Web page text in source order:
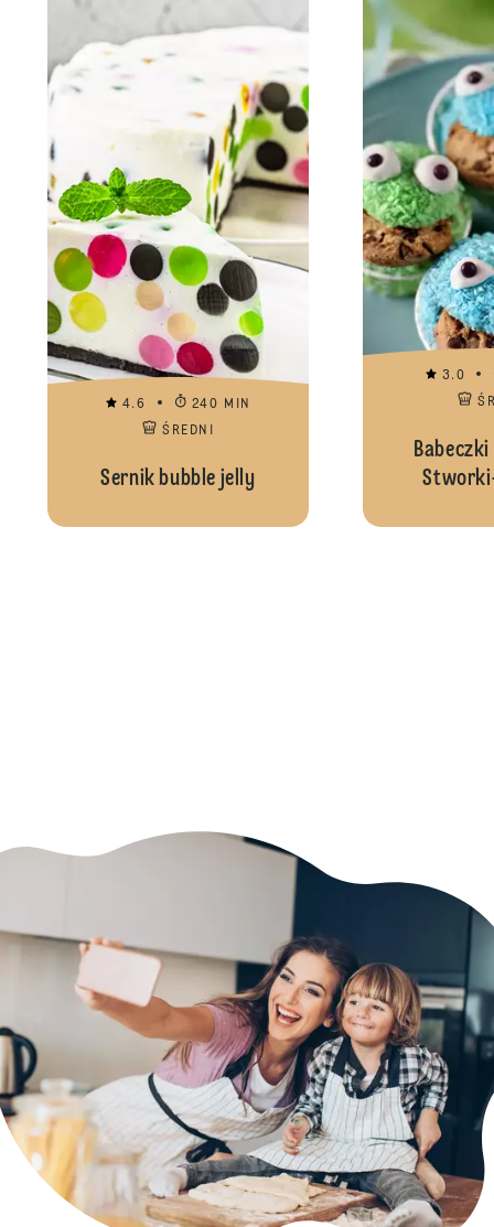
4.6
240 MIN
ŚREDNI
Sernik bubble jelly
3.0